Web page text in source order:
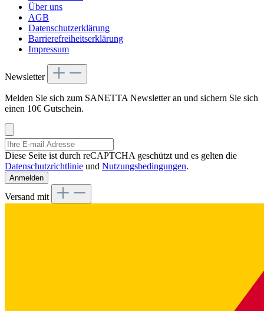
Über uns
AGB
Datenschutzerklärung
Barrierefreiheitserklärung
Impressum
Newsletter
Melden Sie sich zum SANETTA Newsletter an und sichern Sie sich
einen 10€ Gutschein.
Diese Seite ist durch reCAPTCHA geschützt und es gelten die
Datenschutzrichtlinie und Nutzungsbedingungen.
Anmelden
Versand mit